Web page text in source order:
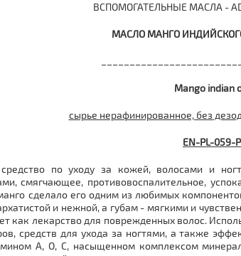
ВСПОМОГАТЕЛЬНЫЕ МАСЛА -
МАСЛО МАНГО
Mango indian
сырье нерафинированное, без
EN-PL-059-P
по уходу за кожей, волосами и
смягчающее, противовоспалительное,
сделало его одним из любимых
и нежной, а губам - мягкими и
как лекарство для поврежденных волос.
средств для ухода за ногтями, а также
А, О, С, насыщенном комплексом